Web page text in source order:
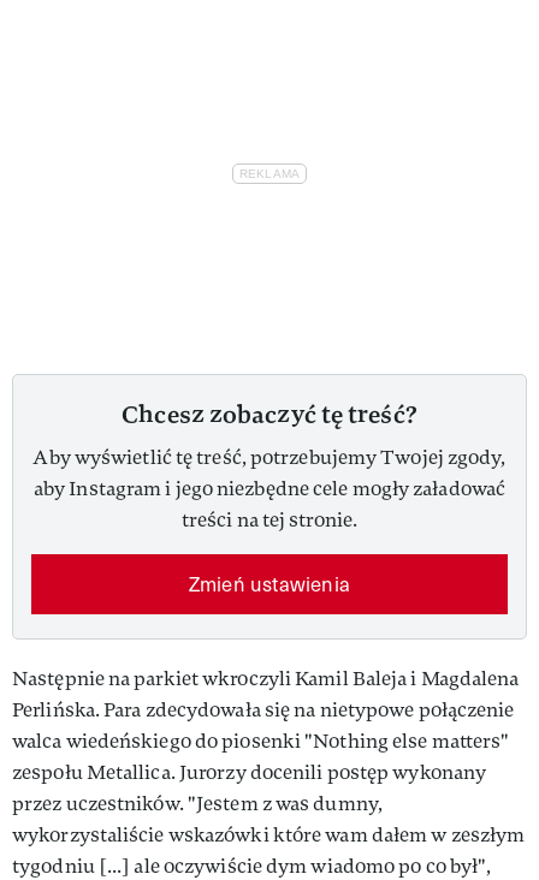
Chcesz zobaczyć tę treść?
Aby wyświetlić tę treść, potrzebujemy Twojej zgody,
aby Instagram i jego niezbędne cele mogły załadować
treści na tej stronie.
Zmień ustawienia
Następnie na parkiet wkroczyli Kamil Baleja i Magdalena
Perlińska. Para zdecydowała się na nietypowe połączenie
walca wiedeńskiego do piosenki "Nothing else matters"
zespołu Metallica. Jurorzy docenili postęp wykonany
przez uczestników. "Jestem z was dumny,
wykorzystaliście wskazówki które wam dałem w zeszłym
tygodniu [...] ale oczywiście dym wiadomo po co był",